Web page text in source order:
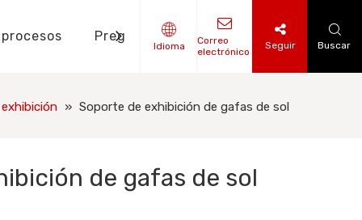
Preguntas frecuentes Noticias
Idioma
Correo
electrónico
Seguir Buscar
» Soporte de exhibición de gafas de sol
de gafas de sol